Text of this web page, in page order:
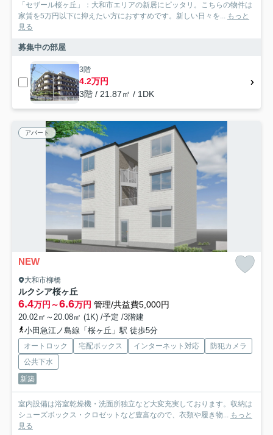
「セザール桜ヶ丘」：大和市エリアの新居にピッタリ。こちらの物件は
家賃を5万円以下に抑えたい方におすすめです。新しい日々を... もっと
見る
募集中の部屋
3階
4.2万円
3階 / 21.87㎡ / 1DK
アパート
NEW
大和市柳橋
ルクシア桜ヶ丘
6.4万円～6.6万円 管理/共益費5,000円
20.02㎡～20.08㎡ (1K) /予定 /3階建
小田急江ノ島線「桜ヶ丘」駅 徒歩5分
オートロック 宅配ボックス インターネット対応
防犯カメラ
公共下水
新築
室内設備は浴室乾燥機・洗面所独立など大変充実しております。収納は
シューズボックス・クロゼットなど豊富なので、衣類や履き物... もっと
見る